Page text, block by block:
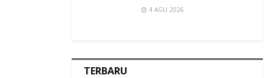
4 AGU 2026
TERBARU